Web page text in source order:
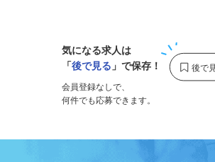
気になる求人は
「後で見る 」で保存！
会員登録なしで、
何件でも応募できます。